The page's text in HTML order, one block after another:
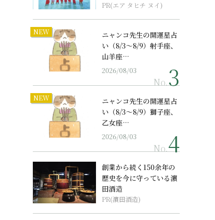
からみえてくる...
PR(エア タヒチ ヌイ)
NEW
ニャンコ先生の開運星占
い（8/3～8/9）射手座、
山羊座…
2026/08/03
No.
NEW
ニャンコ先生の開運星占
い（8/3～8/9）獅子座、
乙女座…
2026/08/03
No.
創業から続く150余年の
歴史を今に守っている濵
田酒造
PR(濵田酒造)